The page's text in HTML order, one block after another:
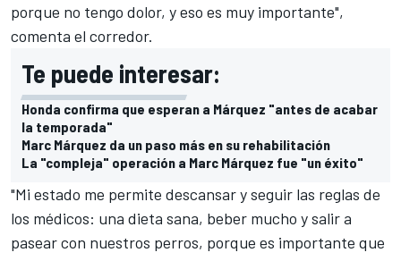
porque no tengo dolor, y eso es muy importante",
comenta el corredor.
Te puede interesar:
Honda confirma que esperan a Márquez "antes de acabar
la temporada"
Marc Márquez da un paso más en su rehabilitación
La "compleja" operación a Marc Márquez fue "un éxito"
"Mi estado me permite descansar y seguir las reglas de
los médicos: una dieta sana, beber mucho y salir a
pasear con nuestros perros, porque es importante que